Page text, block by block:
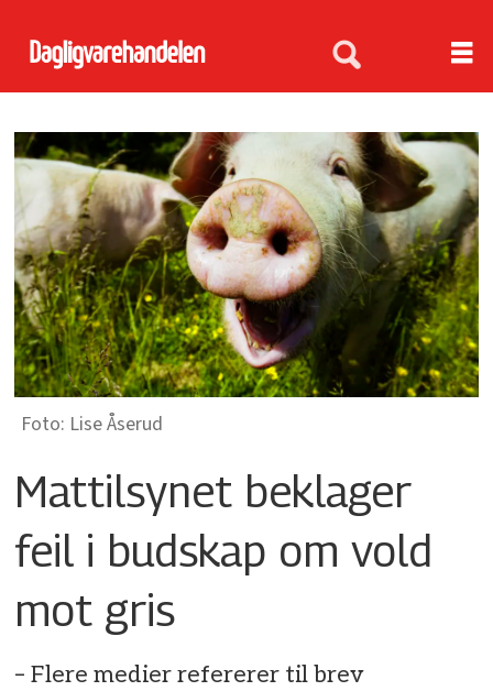
Lise Åserud
Mattilsynet beklager
feil i budskap om vold
mot gris
– Flere medier refererer til brev